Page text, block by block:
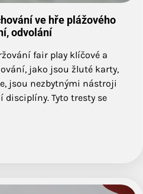
ve hře plážového
odvolání
fair play klíčové a
jako jsou žluté karty,
jsou nezbytnými nástroji
disciplíny. Tyto tresty se